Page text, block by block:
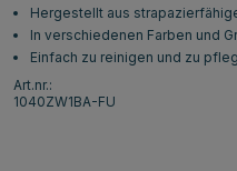
Hergestellt aus
In verschiedenen Farben und
Einfach zu reinigen und zu
Art.nr.:
1040ZW1BA-FU